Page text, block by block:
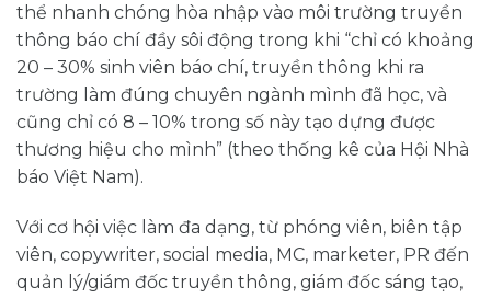
thể nhanh chóng hòa nhập vào môi trường truyền
thông báo chí đầy sôi động trong khi “chỉ có khoảng
20 – 30% sinh viên báo chí, truyền thông khi ra
trường làm đúng chuyên ngành mình đã học, và
cũng chỉ có 8 – 10% trong số này tạo dựng được
thương hiệu cho mình” (theo thống kê của Hội Nhà
báo Việt Nam).
Với cơ hội việc làm đa dạng, từ phóng viên, biên tập
viên, copywriter, social media, MC, marketer, PR đến
quản lý/giám đốc truyền thông, giám đốc sáng tạo,